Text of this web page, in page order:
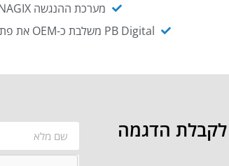
מערכת ההנגשה NAGIX, המבוססת על PB Digital, מאפשרת להנגיש מסמכים ארגוניים באופן אוטומטי ויעיל.
PB Digital משלבת כ-OEM את פתרון אינטגרציית ה-API של חברת WSO2 - המאפשר לחבר בקלות בין מערכות ארגוניות
הדגמה